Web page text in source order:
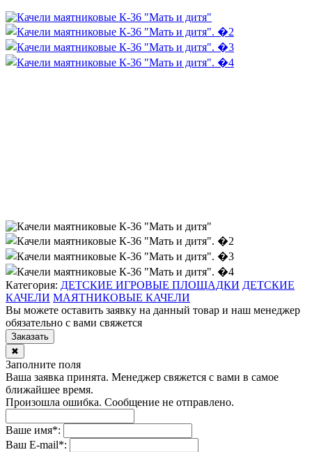
Категория: ДЕТСКИЕ ИГРОВЫЕ ПЛОЩАДКИ ДЕТСКИЕ
КАЧЕЛИ МАЯТНИКОВЫЕ КАЧЕЛИ
Вы можете оставить заявку на данный товар и наш менеджер
обязательно с вами свяжется
Заказать
✖
Заполните поля
Ваша заявка принята. Менеджер свяжется с вами в самое
ближайшее время.
Произошла ошибка. Сообщение не отправлено.
Ваше имя*:
Ваш E-mail*: